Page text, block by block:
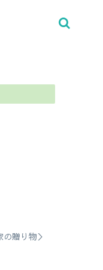
贈り物＞